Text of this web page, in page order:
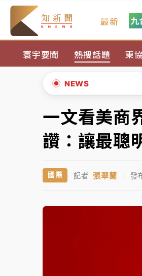
最新
寰宇要聞 熱搜話題 東
NEWS
台積電殺35元、台股
中信慈善基金會想增
故宮《龍藏經》特展
台東農業處長涉圖利
女律師陳昱瑄詐慈濟
中信慈善基金會想增
故宮《龍藏經》特展
台東農業處長涉圖利
▼
一文看美商
讚：讓最聰
國際 記者 張翠蘭 | 發